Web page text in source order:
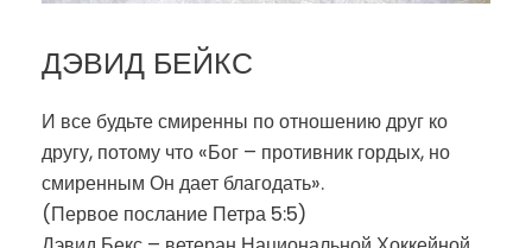
ДЭВИД БЕЙКС
И все будьте смиренны по отношению друг ко
другу, потому что «Бог – противник гордых, но
смиренным Он дает благодать».
(Первое послание Петра 5:5)